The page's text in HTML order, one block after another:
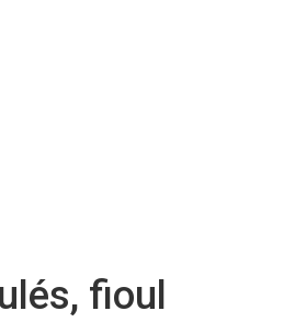
fioul